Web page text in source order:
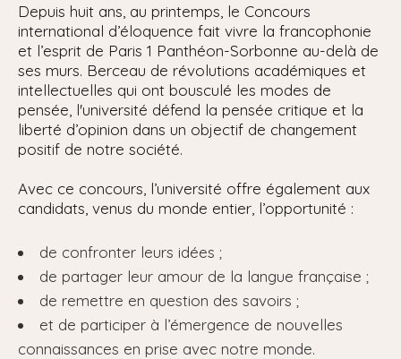
Depuis huit ans, au printemps, le Concours
international d’éloquence fait vivre la francophonie
et l’esprit de Paris 1 Panthéon-Sorbonne au-delà de
ses murs. Berceau de révolutions académiques et
intellectuelles qui ont bousculé les modes de
pensée, l'université défend la pensée critique et la
liberté d’opinion dans un objectif de changement
positif de notre société.
Avec ce concours, l’université offre également aux
candidats, venus du monde entier, l’opportunité :
de confronter leurs idées ;
de partager leur amour de la langue française ;
de remettre en question des savoirs ;
et de participer à l’émergence de nouvelles
connaissances en prise avec notre monde.